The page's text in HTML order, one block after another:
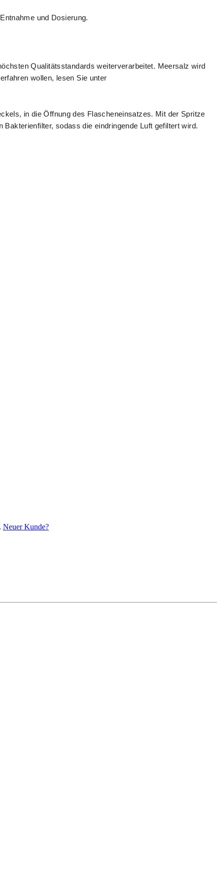
und Dosierung.
Qualitätsstandards weiterverarbeitet. Meersalz wird
wollen, lesen Sie unter
in die Öffnung des Flascheneinsatzes. Mit der Spritze
sodass die eindringende Luft gefiltert wird.
Neuer Kunde?